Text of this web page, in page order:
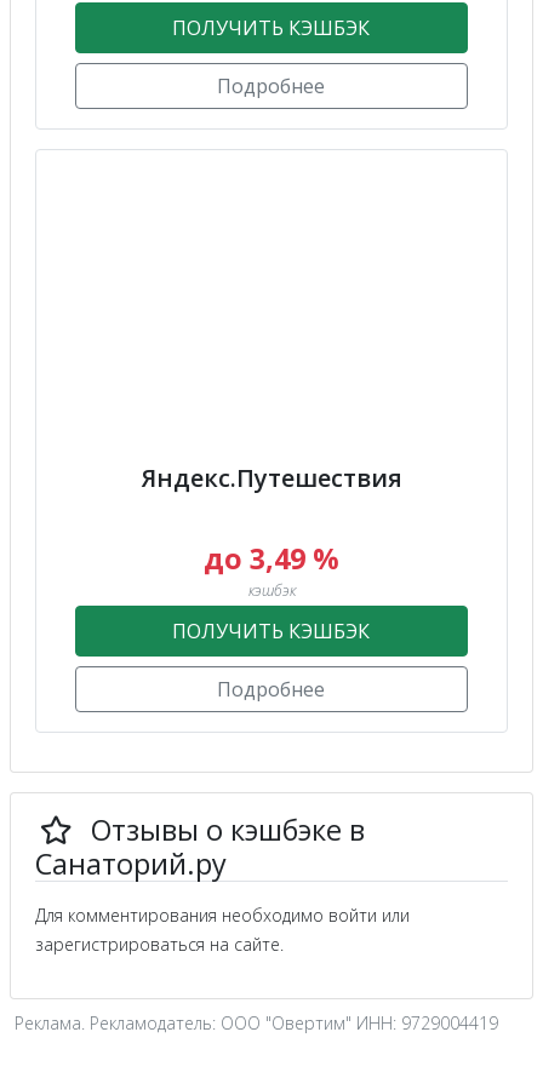
ПОЛУЧИТЬ КЭШБЭК
Подробнее
Яндекс.Путешествия
до 3,49 %
кэшбэк
ПОЛУЧИТЬ КЭШБЭК
Подробнее
Отзывы о кэшбэке в
Санаторий.ру
Для комментирования необходимо войти или
зарегистрироваться на сайте.
Реклама. Рекламодатель: ООО "Овертим" ИНН: 9729004419